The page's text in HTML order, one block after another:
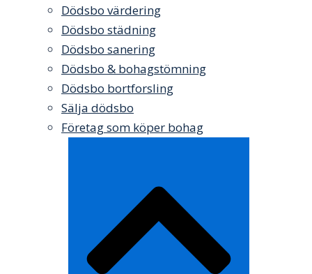
Dödsbo värdering
Dödsbo städning
Dödsbo sanering
Dödsbo & bohagstömning
Dödsbo bortforsling
Sälja dödsbo
Företag som köper bohag